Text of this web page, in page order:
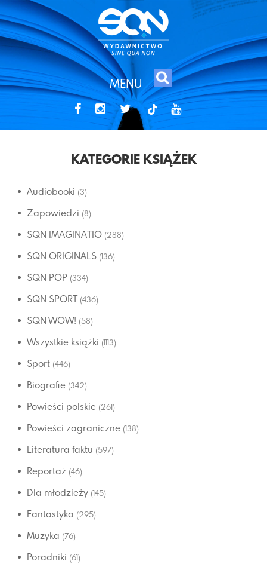
MENU
tiktok
KATEGORIE KSIĄŻEK
Audiobooki (3)
Zapowiedzi (8)
SQN IMAGINATIO (288)
SQN ORIGINALS (136)
SQN POP (334)
SQN SPORT (436)
SQN WOW! (58)
Wszystkie książki (1113)
Sport (446)
Biografie (342)
Powieści polskie (261)
Powieści zagraniczne (138)
Literatura faktu (597)
Reportaż (46)
Dla młodzieży (145)
Fantastyka (295)
Muzyka (76)
Poradniki (61)